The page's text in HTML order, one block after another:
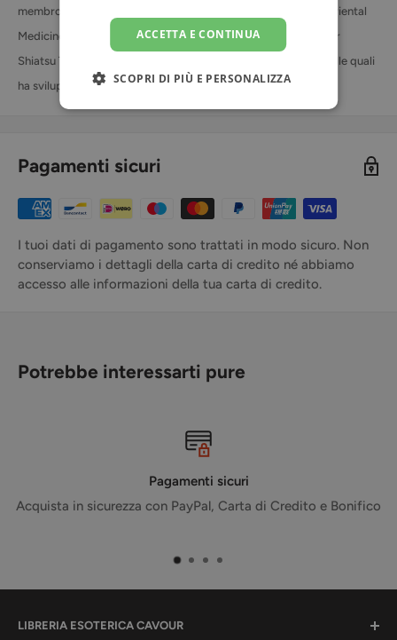
membro della Japan Psychology Association e della Japan Oriental
Medicine Association, nonché Presidente della Association for
Shiatsu Therapy. È autore di diverse opere sull'argomento, nelle quali
ha sviluppato esperienze e metodi personali.
Pagamenti sicuri
I tuoi dati di pagamento sono trattati in modo sicuro. Non
conserviamo i dettagli della carta di credito né abbiamo
accesso alle informazioni della tua carta di credito.
Potrebbe interessarti pure
con PayPal, Carta di Credito e Bonifico
Consegna sul
LIBRERIA ESOTERICA CAVOUR
ACCETTA E CONTINUA
SCOPRI DI PIÙ E PERSONALIZZA